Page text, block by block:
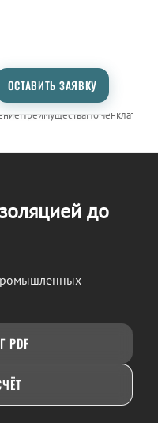
ОСТАВИТЬ ЗАЯВКУ
ПреимуществаНоменклатура
до
PDF